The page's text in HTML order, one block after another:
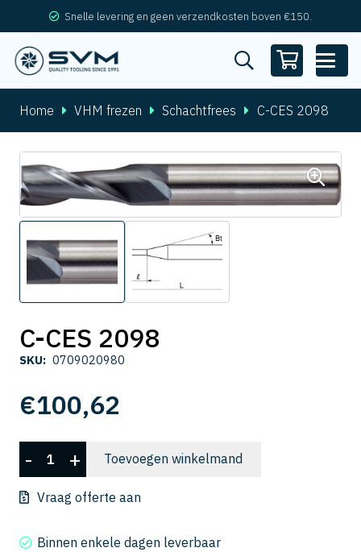
Snelle levering en geen verzendkosten boven €150.
Home VHM frezen Schachtfrees C-CES 2098
C-CES 2098
SKU: 0709020980
€100,62
CES
2098
- + Toevoegen winkelmand
Vraag offerte aan
Binnen enkele dagen leverbaar